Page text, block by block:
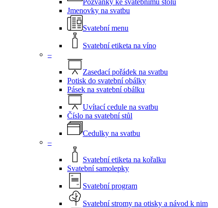
Pozvánky ke svatebnímu stolu
Jmenovky na svatbu
Svatební menu
Svatební etiketa na víno
–
Zasedací pořádek na svatbu
Potisk do svatební obálky
Pásek na svatební obálku
Uvítací cedule na svatbu
Číslo na svatební stůl
Cedulky na svatbu
–
Svatební etiketa na kořalku
Svatební samolepky
Svatební program
Svatební stromy na otisky a návod k nim